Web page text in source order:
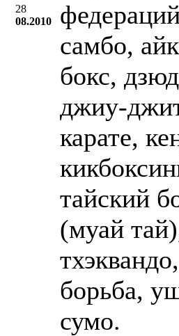
28
08.2010
самбо,
бокс,
джиу-
карате,
тайский
(муай
тхэквандо,
борьба,
сумо.